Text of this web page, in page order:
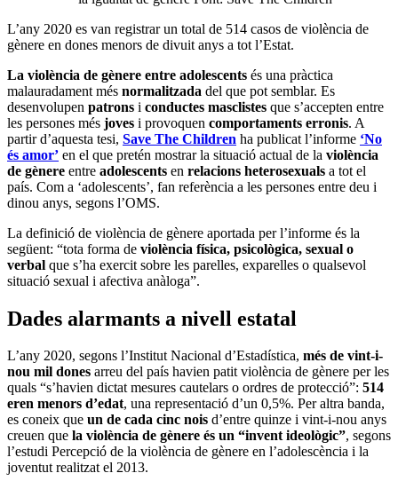
L’any 2020 es van registrar un total de 514 casos de violència de
gènere en dones menors de divuit anys a tot l’Estat.
La violència de gènere entre adolescents és una pràctica
malauradament més normalitzada del que pot semblar. Es
desenvolupen patrons i conductes masclistes que s’accepten entre
les persones més joves i provoquen comportaments erronis. A
partir d’aquesta tesi, Save The Children ha publicat l’informe ‘No
és amor’ en el que pretén mostrar la situació actual de la violència
de gènere entre adolescents en relacions heterosexuals a tot el
país. Com a ‘adolescents’, fan referència a les persones entre deu i
dinou anys, segons l’OMS.
La definició de violència de gènere aportada per l’informe és la
següent: “tota forma de violència física, psicològica, sexual o
verbal que s’ha exercit sobre les parelles, exparelles o qualsevol
situació sexual i afectiva anàloga”.
Dades alarmants a nivell estatal
L’any 2020, segons l’Institut Nacional d’Estadística, més de vint-i-
nou mil dones arreu del país havien patit violència de gènere per les
quals “s’havien dictat mesures cautelars o ordres de protecció”: 514
eren menors d’edat, una representació d’un 0,5%. Per altra banda,
es coneix que un de cada cinc nois d’entre quinze i vint-i-nou anys
creuen que la violència de gènere és un “invent ideològic”, segons
l’estudi Percepció de la violència de gènere en l’adolescència i la
joventut realitzat el 2013.